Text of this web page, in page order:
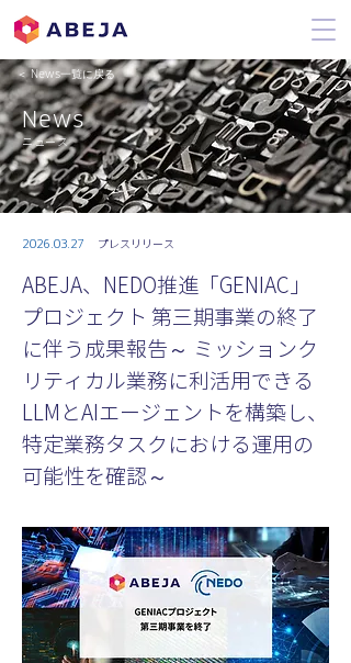
＜ News一覧に戻る
News
ニュース
2026.03.27 プレスリリース
ABEJA、NEDO推進「GENIAC」
プロジェクト 第三期事業の終了
に伴う成果報告～ ミッションク
リティカル業務に利活用できる
LLMとAIエージェントを構築し、
特定業務タスクにおける運用の
可能性を確認～